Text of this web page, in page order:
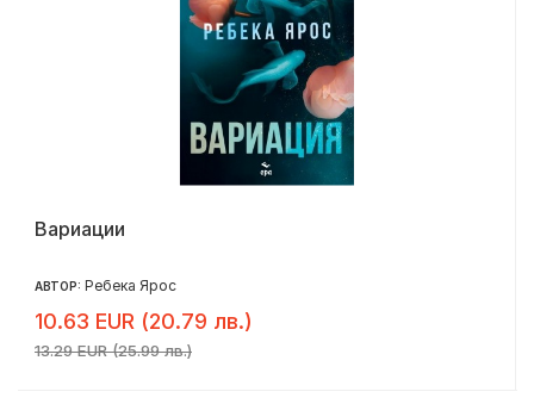
Вариации
АВТОР: Ребека Ярос
10.63 EUR (20.79 лв.)
13.29 EUR (25.99 лв.)